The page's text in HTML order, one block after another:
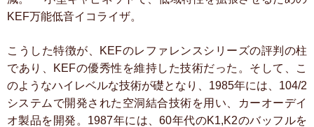
KEF万能低音イコライザ。
こうした特徴が、KEFのレファレンスシリーズの評判の柱
であり、KEFの優秀性を維持した技術だった。そして、こ
のようなハイレベルな技術が礎となり、1985年には、104/2
システムで開発された空洞結合技術を用い、カーオーデイ
オ製品を開発。1987年には、60年代のK1,K2のバッフルを